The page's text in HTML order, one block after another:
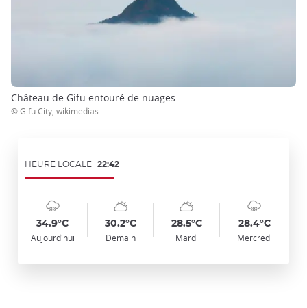
Château de Gifu entouré de nuages
© Gifu City, wikimedias
HEURE LOCALE 22:42
cloudy_rainy
34.9°C
Aujourd'hui
:
sunny_cloudy
30.2°C
Demain
sunny_cloudy
28.5°C
Mardi
:
cloudy_rainy
28.4°C
Mercredi